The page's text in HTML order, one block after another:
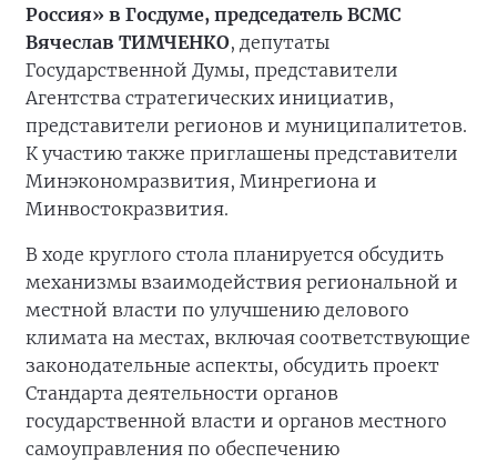
Россия» в Госдуме, председатель ВСМС
Вячеслав ТИМЧЕНКО, депутаты
Государственной Думы, представители
Агентства стратегических инициатив,
представители регионов и муниципалитетов.
К участию также приглашены представители
Минэкономразвития, Минрегиона и
Минвостокразвития.
В ходе круглого стола планируется обсудить
механизмы взаимодействия региональной и
местной власти по улучшению делового
климата на местах, включая соответствующие
законодательные аспекты, обсудить проект
Стандарта деятельности органов
государственной власти и органов местного
самоуправления по обеспечению